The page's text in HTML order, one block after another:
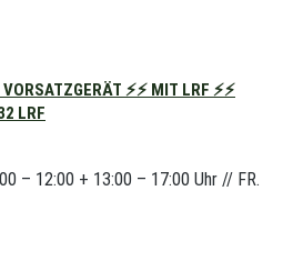
⚡⚡ MIT LRF ⚡⚡
LRF
– 12:00 + 13:00 – 17:00 Uhr // FR.